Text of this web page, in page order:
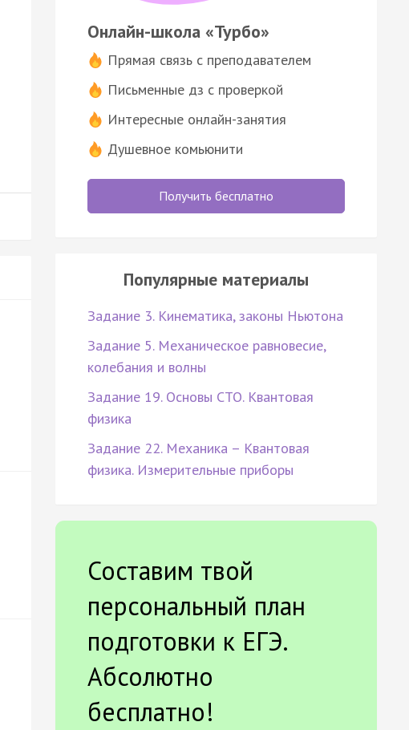
Онлайн-школа «Турбо»
Прямая связь с преподавателем
Письменные дз с проверкой
Интересные онлайн-занятия
Душевное комьюнити
Получить бесплатно
Популярные материалы
Задание 3. Кинематика, законы Ньютона
Задание 5. Механическое равновесие,
колебания и волны
Задание 19. Основы СТО. Квантовая
физика
Задание 22. Механика – Квантовая
физика. Измерительные приборы
Составим твой
персональный план
подготовки к ЕГЭ.
Абсолютно
бесплатно!